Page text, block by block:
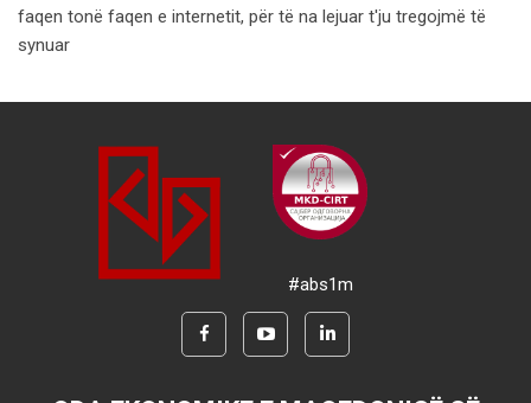
faqen tonë faqen e internetit, për të na lejuar t'ju tregojmë të
synuar
#abs1m